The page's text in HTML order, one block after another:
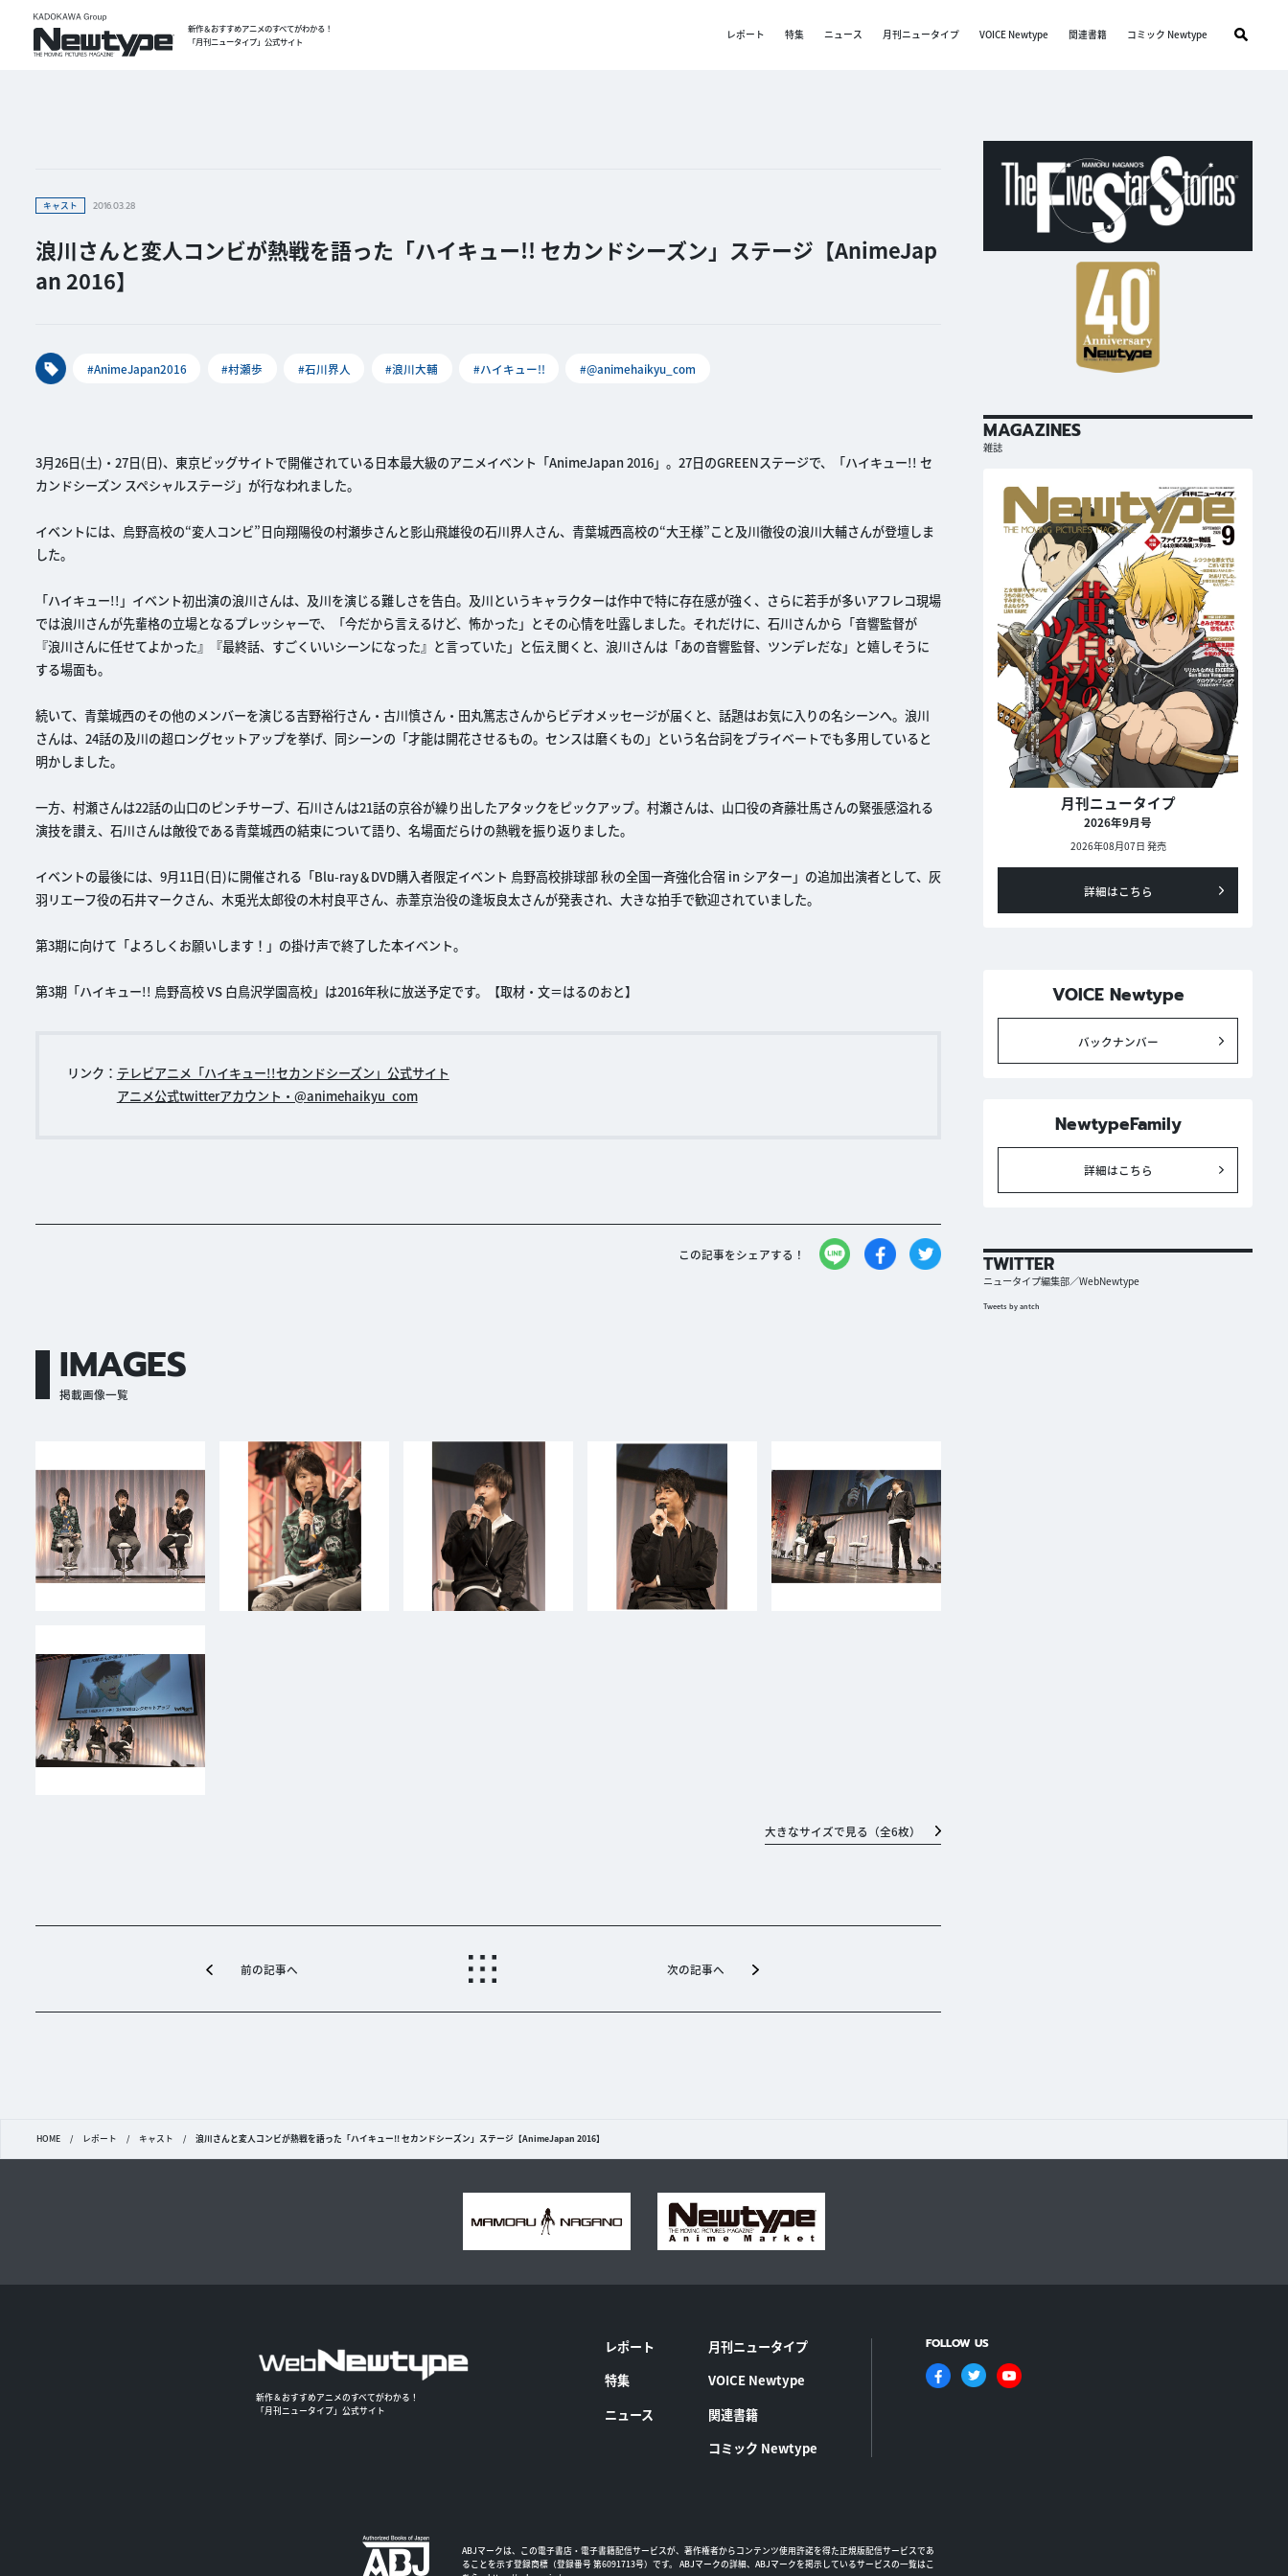
新作＆おすすめアニメのすべてがわかる！
「月刊ニュータイプ」公式サイト
レポート 特集 ニュース 月刊ニュータイプ VOICE Newtype 関連書籍 コミック Newtype
キャスト 2016.03.28
浪川さんと変人コンビが熱戦を語った「ハイキュー!! セカンドシーズン」ステージ【AnimeJap
an 2016】
#AnimeJapan2016 #村瀬歩 #石川界人 #浪川大輔 #ハイキュー!! #@animehaikyu_com
3月26日(土)・27日(日)、東京ビッグサイトで開催されている日本最大級のアニメイベント「AnimeJapan 2016」。27日のGREENステージで、「ハイキュー!! セ
カンドシーズン スペシャルステージ」が行なわれました。
イベントには、烏野高校の“変人コンビ”日向翔陽役の村瀬歩さんと影山飛雄役の石川界人さん、青葉城西高校の“大王様”こと及川徹役の浪川大輔さんが登壇しま
した。
「ハイキュー!!」イベント初出演の浪川さんは、及川を演じる難しさを告白。及川というキャラクターは作中で特に存在感が強く、さらに若手が多いアフレコ現場
では浪川さんが先輩格の立場となるプレッシャーで、「今だから言えるけど、怖かった」とその心情を吐露しました。それだけに、石川さんから「音響監督が
『浪川さんに任せてよかった』『最終話、すごくいいシーンになった』と言っていた」と伝え聞くと、浪川さんは「あの音響監督、ツンデレだな」と嬉しそうに
する場面も。
続いて、青葉城西のその他のメンバーを演じる吉野裕行さん・古川慎さん・田丸篤志さんからビデオメッセージが届くと、話題はお気に入りの名シーンへ。浪川
さんは、24話の及川の超ロングセットアップを挙げ、同シーンの「才能は開花させるもの。センスは磨くもの」という名台詞をプライベートでも多用していると
明かしました。
一方、村瀬さんは22話の山口のピンチサーブ、石川さんは21話の京谷が繰り出したアタックをピックアップ。村瀬さんは、山口役の斉藤壮馬さんの緊張感溢れる
演技を讃え、石川さんは敵役である青葉城西の結束について語り、名場面だらけの熱戦を振り返りました。
イベントの最後には、9月11日(日)に開催される「Blu-ray＆DVD購入者限定イベント 烏野高校排球部 秋の全国一斉強化合宿 in シアター」の追加出演者として、灰
羽リエーフ役の石井マークさん、木兎光太郎役の木村良平さん、赤葦京治役の逢坂良太さんが発表され、大きな拍手で歓迎されていました。
第3期に向けて「よろしくお願いします！」の掛け声で終了した本イベント。
第3期「ハイキュー!! 烏野高校 VS 白鳥沢学園高校」は2016年秋に放送予定です。【取材・文＝はるのおと】
リンク： テレビアニメ「ハイキュー!!セカンドシーズン」公式サイト
アニメ公式twitterアカウント・@animehaikyu_com
この記事をシェアする！
IMAGES
掲載画像一覧
大きなサイズで見る（全6枚）
前の記事へ 次の記事へ
MAGAZINES
雑誌
月刊ニュータイプ
2026年9月号
2026年08月07日 発売
詳細はこちら
VOICE Newtype
バックナンバー
NewtypeFamily
詳細はこちら
TWITTER
ニュータイプ編集部／WebNewtype
Tweets by antch
HOME / レポート / キャスト / 浪川さんと変人コンビが熱戦を語った「ハイキュー!! セカンドシーズン」ステージ【AnimeJapan 2016】
新作＆おすすめアニメのすべてがわかる！
「月刊ニュータイプ」公式サイト
レポート
特集
ニュース
月刊ニュータイプ
VOICE Newtype
関連書籍
コミック Newtype
FOLLOW US
ABJマークは、この電子書店・電子書籍配信サービスが、著作権者からコンテンツ使用許諾を得た正規版配信サービスであ
ることを示す登録商標（登録番号 第6091713号）です。 ABJマークの詳細、ABJマークを掲示しているサービスの一覧はこ